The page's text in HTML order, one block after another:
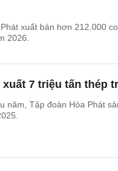
xuất bán hơn 212.000
2026.
xuất 7 triệu tấn thép
năm, Tập đoàn Hòa Phát